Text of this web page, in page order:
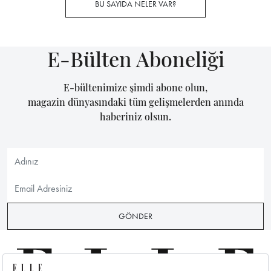
BU SAYIDA NELER VAR?
E-Bülten Aboneliği
E-bültenimize şimdi abone olun,
magazin dünyasındaki tüm gelişmelerden anında
haberiniz olsun.
GÖNDER